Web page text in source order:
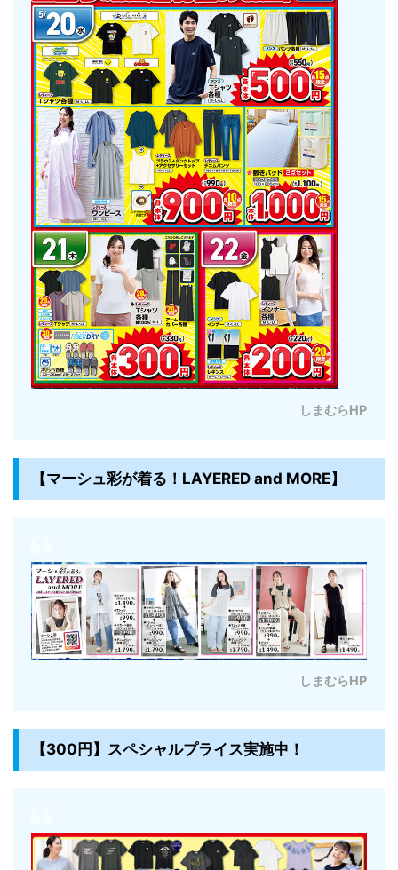
しまむらHP
【マーシュ彩が着る！LAYERED and MORE】
しまむらHP
【300円】スペシャルプライス実施中！